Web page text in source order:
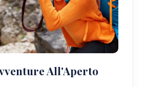
All'Aperto